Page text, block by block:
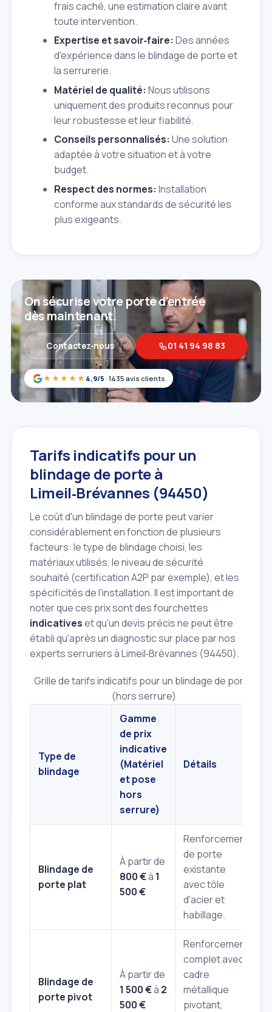
frais caché, une estimation claire avant
toute intervention.
Expertise et savoir‑faire: Des années
d'expérience dans le blindage de porte et
la serrurerie.
Matériel de qualité: Nous utilisons
uniquement des produits reconnus pour
leur robustesse et leur fiabilité.
Conseils personnalisés: Une solution
adaptée à votre situation et à votre
budget.
Respect des normes: Installation
conforme aux standards de sécurité les
plus exigeants.
★★★★★ 4,9/5 · 1435 avis clients
On sécurise votre porte d'entrée
dès maintenant.
Contactez‑nous 01 41 94 98 83
Tarifs indicatifs pour un
blindage de porte à
Limeil‑Brévannes (94450)
Le coût d'un blindage de porte peut varier
considérablement en fonction de plusieurs
facteurs: le type de blindage choisi, les
matériaux utilisés, le niveau de sécurité
souhaité (certification A2P par exemple), et les
spécificités de l'installation. Il est important de
noter que ces prix sont des fourchettes
indicativeset qu'un devis précis ne peut être
établi qu'après un diagnostic sur place par nos
experts serruriers à Limeil‑Brévannes (94450).
Grille de tarifs indicatifs pour un blindage de porte
(hors serrure)
Type de
blindage
Gamme
de prix
indicative
(Matériel
et pose
hors
serrure)
Détails
Blindage de
porte plat
À partir de
800 €à 1
500 €
Renforcement
de porte
existante
avec tôle
d'acier et
habillage.
Blindage de
porte pivot
À partir de
1 500 €à 2
500 €
Renforcement
complet avec
cadre
métallique
pivotant,